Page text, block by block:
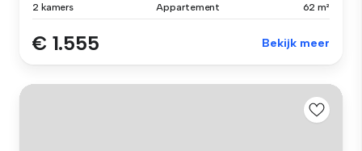
2 kamers Appartement 62 m²
€ 1.555 Bekijk meer